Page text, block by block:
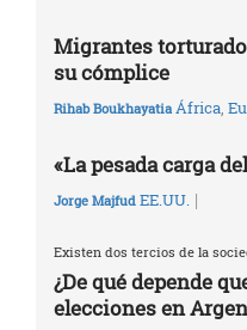
Migrantes
su cómplice
Rihab Boukhayatia África
«La pesada carga
Jorge Majfud EE.UU. |
Existen dos tercios de la
¿De qué depende
elecciones en